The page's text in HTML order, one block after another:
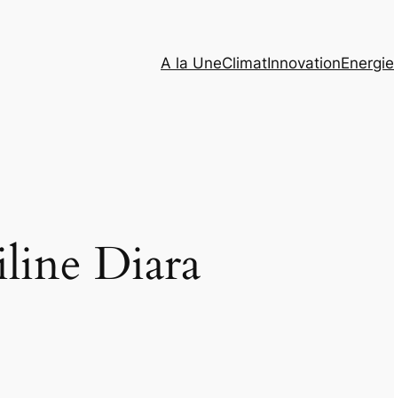
A la UneClimatInnovationEnergie
Diara